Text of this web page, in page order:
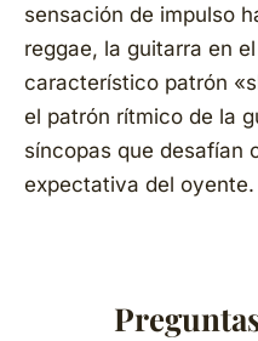
sensación de impulso
reggae, la guitarra en
característico patrón
el patrón rítmico de la
síncopas que desafían
expectativa del oyente.